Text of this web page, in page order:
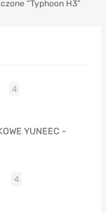
“Typhoon H3”
4
YUNEEC -
4